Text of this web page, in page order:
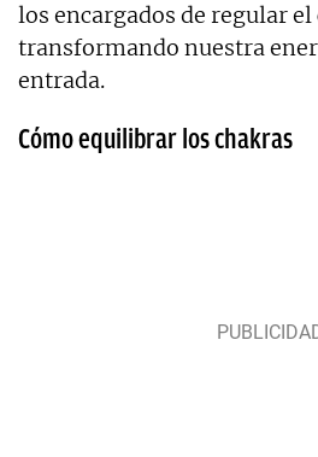
los encargados de regular
transformando nuestra
entrada.
Cómo equilibrar los chakras